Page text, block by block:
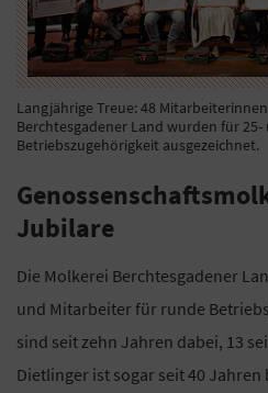
Langjährige Treue: 48
Berchtesgadener Land wurden für 25-
Betriebszugehörigkeit ausgezeichnet.
Jubilare
Die Molkerei Berchtesgadener
und Mitarbeiter für runde
sind seit zehn Jahren dabei, 13
Dietlinger ist sogar seit 40 Jahren